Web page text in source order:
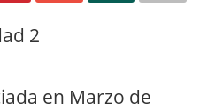
2
en Marzo de